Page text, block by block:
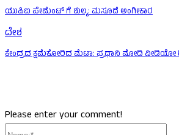
ಯುಪಿಐ ಪೇಮೆಂಟ್ ಗೆ ಶುಲ್ಕ: ಮಸೂದೆ ಅಂಗೀಕಾರ
ದೇಶ
ಕೇಂದ್ರದ ಕ್ಷಮೆಕೋರಿದ ಮೆಟಾ: ಪ್ರಧಾನಿ ಮೋದಿ ವೀಡಿಯೋ
Please enter your comment!